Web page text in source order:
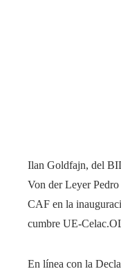
Ilan Goldfajn, del
Von der Leyer
CAF en la
cumbre UE-Celac.
En línea con la